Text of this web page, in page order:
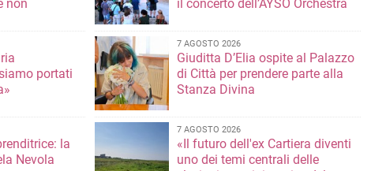
non
il concerto dell’AYSO Orchestra
portati
7 AGOSTO 2026
Giuditta D’Elia ospite al Palazzo
di Città per prendere parte alla
Stanza Divina
la
Nevola
7 AGOSTO 2026
«Il futuro dell'ex Cartiera diventi
uno dei temi centrali delle